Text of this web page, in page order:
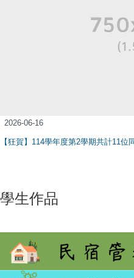
2026-06-16
【狂賀】114學年度第2學期共計11
學生作品